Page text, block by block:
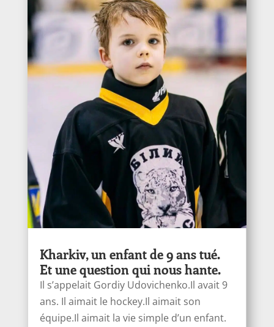
Kharkiv, un enfant de 9 ans tué.
Et une question qui nous hante.
Il s’appelait Gordiy Udovichenko.Il avait 9
ans. Il aimait le hockey.Il aimait son
équipe.Il aimait la vie simple d’un enfant.